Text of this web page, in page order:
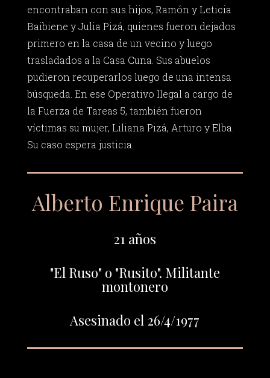
encontraban con sus hijos, Ramón y Leticia
Baibiene y Julia Pizá, quienes fueron dejados
primero en la casa de un vecino y luego
trasladados a la Casa Cuna. Sus abuelos
pudieron recuperarlos luego de una intensa
búsqueda. En ese Operativo Ilegal a cargo de
la Fuerza de Tareas 5, también fueron
víctimas su mujer, Liliana Pizá, Arturo y Elba.
Su caso espera justicia.
Alberto Enrique Paira
21 años
"El Ruso" o "Rusito". Militante
montonero
Asesinado el 26/4/1977